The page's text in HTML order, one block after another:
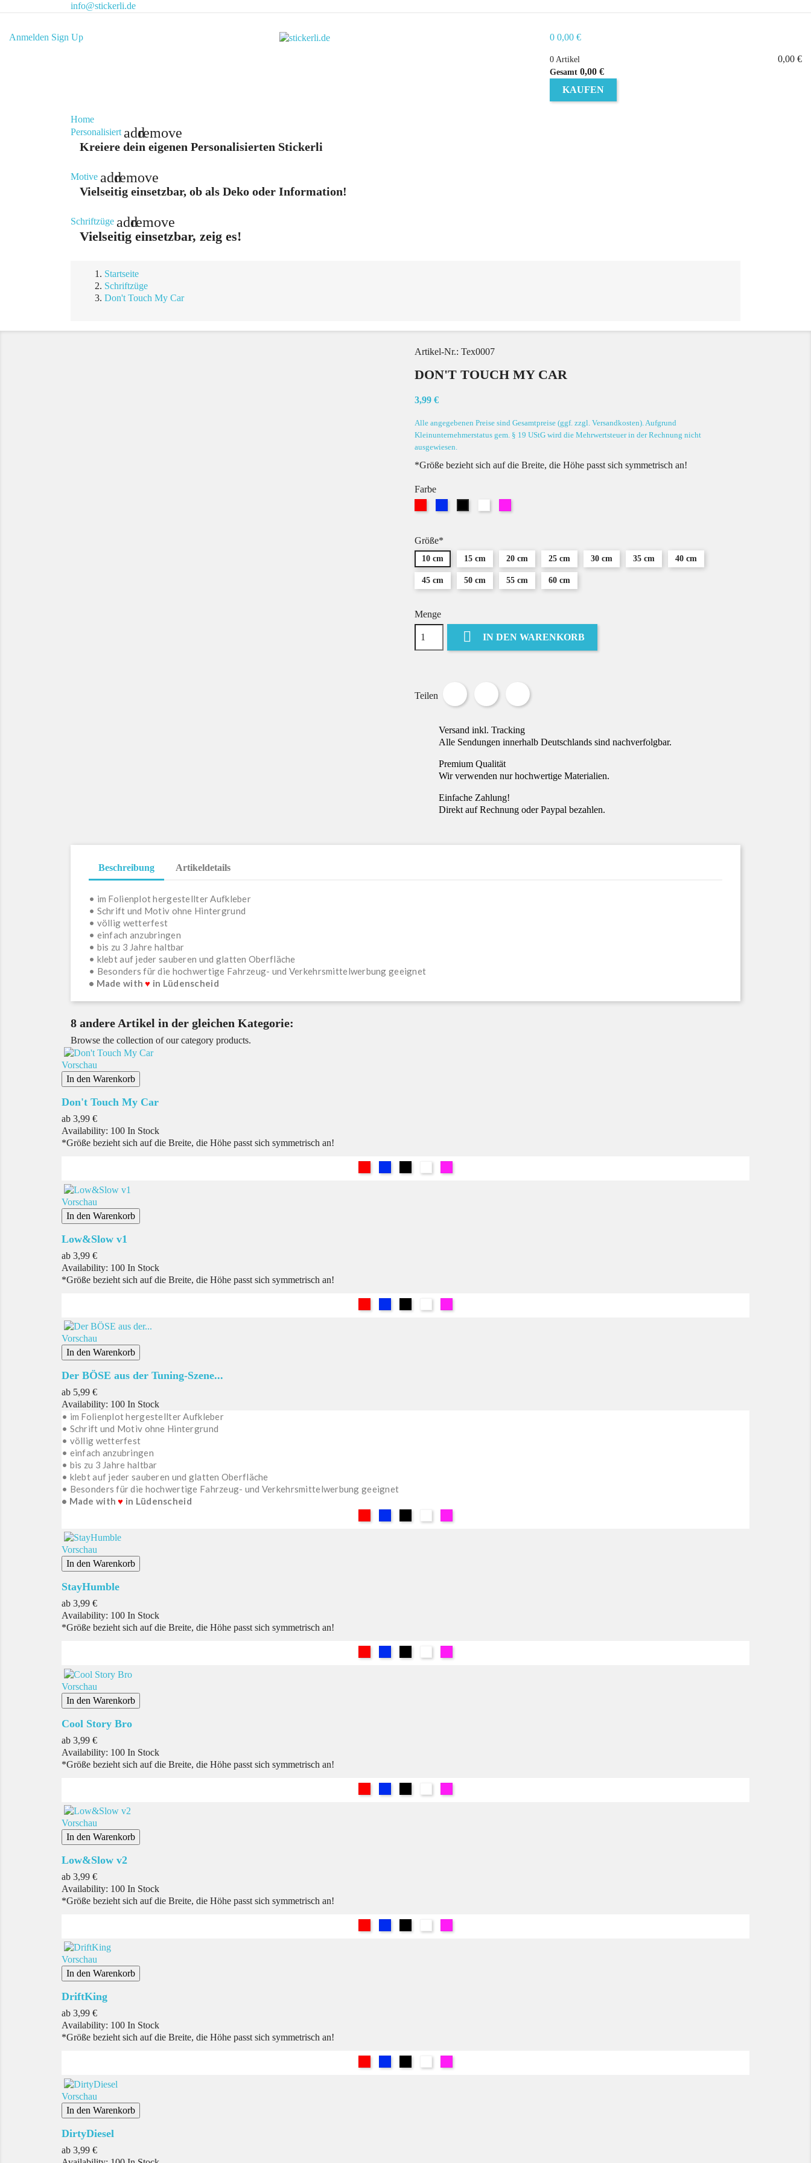
info@stickerli.de
Anmelden Sign Up 0 0,00 €
0 Artikel 0,00 €
Gesamt 0,00 €
KAUFEN
Home
Personalisiert addremove
Kreiere dein eigenen Personalisierten Stickerli
Motive addremove
Vielseitig einsetzbar, ob als Deko oder Information!
Schriftzüge addremove
Vielseitig einsetzbar, zeig es!
Startseite
Schriftzüge
Don't Touch My Car
Artikel-Nr.: Tex0007
DON'T TOUCH MY CAR
3,99 €
Alle angegebenen Preise sind Gesamtpreise (ggf. zzgl. Versandkosten). Aufgrund
Kleinunternehmerstatus gem. § 19 UStG wird die Mehrwertsteuer in der Rechnung nicht
ausgewiesen.
*Größe bezieht sich auf die Breite, die Höhe passt sich symmetrisch an!
Farbe
Größe*
10 cm 15 cm 20 cm 25 cm 30 cm 35 cm 40 cm
45 cm 50 cm 55 cm 60 cm
Menge
 IN DEN WARENKORB
Teilen
Versand inkl. Tracking
Alle Sendungen innerhalb Deutschlands sind nachverfolgbar.
Premium Qualität
Wir verwenden nur hochwertige Materialien.
Einfache Zahlung!
Direkt auf Rechnung oder Paypal bezahlen.
Beschreibung Artikeldetails
• im Folienplot hergestellter Aufkleber
• Schrift und Motiv ohne Hintergrund
• völlig wetterfest
• einfach anzubringen
• bis zu 3 Jahre haltbar
• klebt auf jeder sauberen und glatten Oberfläche
• Besonders für die hochwertige Fahrzeug- und Verkehrsmittelwerbung geeignet
• Made with♥ in Lüdenscheid
8 andere Artikel in der gleichen Kategorie:
Browse the collection of our category products.
Vorschau
In den Warenkorb
Don't Touch My Car
ab Preis
3,99 €
Availability: 100 In Stock
*Größe bezieht sich auf die Breite, die Höhe passt sich symmetrisch an!
Vorschau
In den Warenkorb
Low&Slow v1
ab Preis
3,99 €
Availability: 100 In Stock
*Größe bezieht sich auf die Breite, die Höhe passt sich symmetrisch an!
Vorschau
In den Warenkorb
Der BÖSE aus der Tuning-Szene...
ab Preis
5,99 €
Availability: 100 In Stock
• im Folienplot hergestellter Aufkleber
• Schrift und Motiv ohne Hintergrund
• völlig wetterfest
• einfach anzubringen
• bis zu 3 Jahre haltbar
• klebt auf jeder sauberen und glatten Oberfläche
• Besonders für die hochwertige Fahrzeug- und Verkehrsmittelwerbung geeignet
• Made with♥ in Lüdenscheid
Vorschau
In den Warenkorb
StayHumble
ab Preis
3,99 €
Availability: 100 In Stock
*Größe bezieht sich auf die Breite, die Höhe passt sich symmetrisch an!
Vorschau
In den Warenkorb
Cool Story Bro
ab Preis
3,99 €
Availability: 100 In Stock
*Größe bezieht sich auf die Breite, die Höhe passt sich symmetrisch an!
Vorschau
In den Warenkorb
Low&Slow v2
ab Preis
3,99 €
Availability: 100 In Stock
*Größe bezieht sich auf die Breite, die Höhe passt sich symmetrisch an!
Vorschau
In den Warenkorb
DriftKing
ab Preis
3,99 €
Availability: 100 In Stock
*Größe bezieht sich auf die Breite, die Höhe passt sich symmetrisch an!
Vorschau
In den Warenkorb
DirtyDiesel
ab Preis
3,99 €